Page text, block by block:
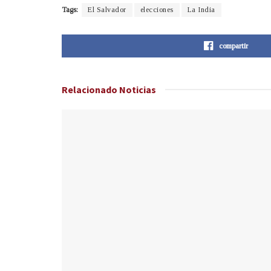
Tags: El Salvador elecciones La India
compartir
Relacionado Noticias